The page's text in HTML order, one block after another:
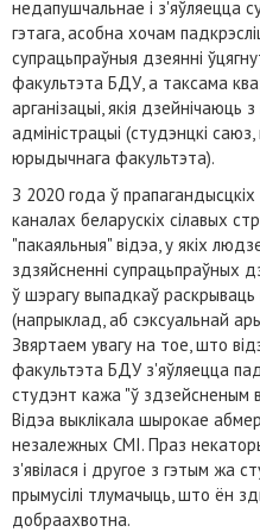
недапушчальнае і з'яўляецца
гэтага, асобна хочам
супрацьпраўныя дзеянні
факультэта БДУ, а таксама
арганізацыі, якія
адміністрацыі (студэнцкі
юрыдычнага факультэта).
З 2020 года ў
каналах беларускіх сілавых
"пакаяльныя" відэа, у якіх
здзяйсненні супрацьпраўных
ў шэрагу выпадкаў
(напрыклад, аб сэксуальнай
Звяртаем увагу на тое, што
факультэта БДУ з'яўляецца
студэнт кажа "ў здзейсненым
Відэа выклікала шырокае
незалежных СМІ. Праз
з'явілася і другое з гэтым жа
прымусілі тлумачыць, што ён
добраахвотна.